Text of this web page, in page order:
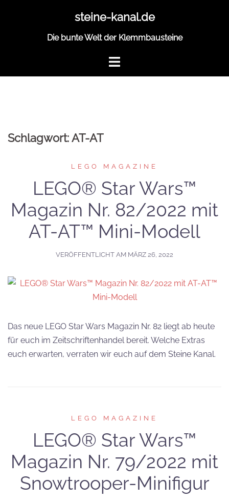
steine-kanal.de
Die bunte Welt der Klemmbausteine
Schlagwort:AT-AT
LEGO MAGAZINE
LEGO® Star Wars™
Magazin Nr. 82/2022 mit
AT-AT™ Mini-Modell
VERÖFFENTLICHT AM MÄRZ 26, 2022
Das neue LEGO Star Wars Magazin Nr. 82 liegt ab heute
für euch im Zeitschriftenhandel bereit. Welche Extras
euch erwarten, verraten wir euch auf dem Steine Kanal.
LEGO MAGAZINE
LEGO® Star Wars™
Magazin Nr. 79/2022 mit
Snowtrooper-Minifigur